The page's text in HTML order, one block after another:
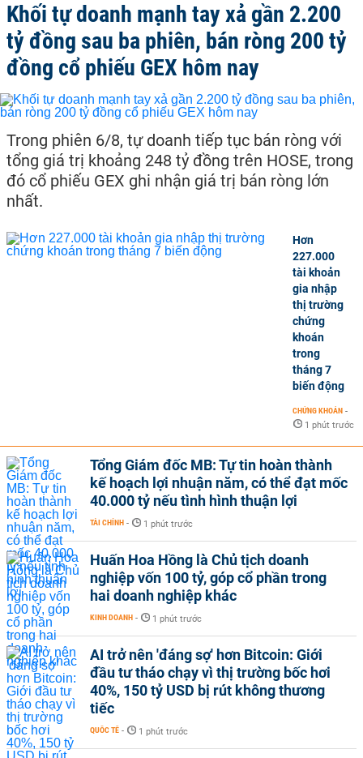
Khối tự doanh mạnh tay xả gần 2.200
tỷ đồng sau ba phiên, bán ròng 200 tỷ
đồng cổ phiếu GEX hôm nay
Trong phiên 6/8, tự doanh tiếp tục bán ròng với
tổng giá trị khoảng 248 tỷ đồng trên HOSE, trong
đó cổ phiếu GEX ghi nhận giá trị bán ròng lớn
nhất.
Hơn
227.000
tài khoản
gia nhập
thị trường
chứng
khoán
trong
tháng 7
biến động
CHỨNG KHOÁN -
1 phút trước
Tổng Giám đốc MB: Tự tin hoàn thành
kế hoạch lợi nhuận năm, có thể đạt mốc
40.000 tỷ nếu tình hình thuận lợi
TÀI CHÍNH - 1 phút trước
Huấn Hoa Hồng là Chủ tịch doanh
nghiệp vốn 100 tỷ, góp cổ phần trong
hai doanh nghiệp khác
KINH DOANH - 1 phút trước
AI trở nên 'đáng sợ' hơn Bitcoin: Giới
đầu tư tháo chạy vì thị trường bốc hơi
40%, 150 tỷ USD bị rút không thương
tiếc
QUỐC TẾ - 1 phút trước